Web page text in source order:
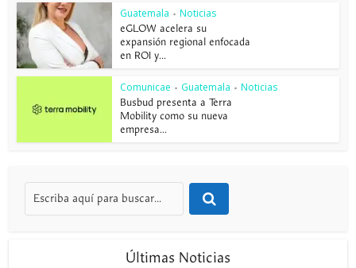
Guatemala • Noticias
eGLOW acelera su
expansión regional enfocada
en ROI y...
Comunicae • Guatemala • Noticias
Busbud presenta a Terra
Mobility como su nueva
empresa...
Últimas Noticias